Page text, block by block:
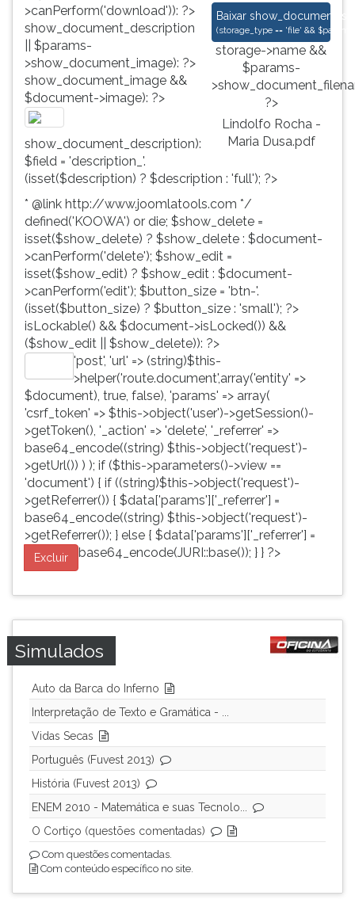
>canPerform('download')): ?>
Baixar Lindolfo Rocha -
(storage_type == 'file' &&
storage->name &&
$params-
?>
Lindolfo Rocha -
Maria Dusa.pdf
show_document_description
|| $params-
>show_document_image): ?>
show_document_image &&
$document->image): ?>
show_document_description):
$field = 'description_'.
(isset($description) ? $description : 'full'); ?>
* @link http://www.joomlatools.com */
defined('KOOWA') or die; $show_delete =
isset($show_delete) ? $show_delete : $document-
>canPerform('delete'); $show_edit =
isset($show_edit) ? $show_edit : $document-
>canPerform('edit'); $button_size = 'btn-'.
(isset($button_size) ? $button_size : 'small'); ?>
isLockable() && $document->isLocked()) &&
($show_edit || $show_delete)): ?>
'post', 'url' => (string)$this-
>helper('route.document',array('entity' =>
$document), true, false), 'params' => array(
'csrf_token' => $this->object('user')->getSession()-
>getToken(), '_action' => 'delete', '_referrer' =>
base64_encode((string) $this->object('request')-
>getUrl()) ) ); if ($this->parameters()->view ==
'document') { if ((string)$this->object('request')-
>getReferrer()) { $data['params']['_referrer'] =
base64_encode((string) $this->object('request')-
>getReferrer()); } else { $data['params']['_referrer'] =
base64_encode(JURI::base()); } } ?>
Excluir
Simulados
Auto da Barca do Inferno
Interpretação de Texto e Gramática - ...
Vidas Secas
Português (Fuvest 2013)
História (Fuvest 2013)
ENEM 2010 - Matemática e suas Tecnolo...
O Cortiço (questões comentadas)
Com questões comentadas.
Com conteúdo específico no site.